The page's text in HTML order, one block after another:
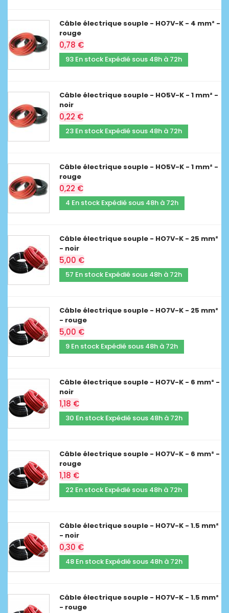
Câble électrique souple - HO7V-K - 4 mm² -
rouge
0,78 €
93 En stock Expédié sous 48h à 72h
Câble électrique souple - HO5V-K - 1 mm² -
noir
0,22 €
23 En stock Expédié sous 48h à 72h
Câble électrique souple - HO5V-K - 1 mm² -
rouge
0,22 €
4 En stock Expédié sous 48h à 72h
Câble électrique souple - HO7V-K - 25 mm²
- noir
5,00 €
57 En stock Expédié sous 48h à 72h
Câble électrique souple - HO7V-K - 25 mm²
- rouge
5,00 €
9 En stock Expédié sous 48h à 72h
Câble électrique souple - HO7V-K - 6 mm² -
noir
1,18 €
30 En stock Expédié sous 48h à 72h
Câble électrique souple - HO7V-K - 6 mm² -
rouge
1,18 €
22 En stock Expédié sous 48h à 72h
Câble électrique souple - HO7V-K - 1.5 mm²
- noir
0,30 €
48 En stock Expédié sous 48h à 72h
Câble électrique souple - HO7V-K - 1.5 mm²
- rouge